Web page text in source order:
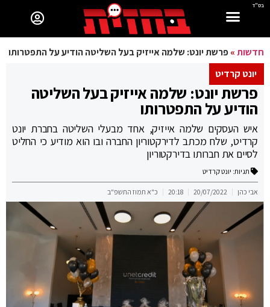
בס"ד
חדשות»פרשת יונט: שלמה אייזיק בעל השליטה הודיע על התפטרותו
יונט קרדיט
פרשת יונט: שלמה אייזיק בעל השליטה
הודיע על התפטרותו
איש העסקים שלמה אייזיק, אחד מבעלי השליטה בחברת יונט
קרדיט, שלח מכתב לדירקטוריון החברה ובו הוא מודיע כי החליט
לסיים את חברותו בדירקטוריון
תגיות: יונט קרדיט
אבי כהן 20/07/2022
20:18 כ"א תמוז התשפ"ב